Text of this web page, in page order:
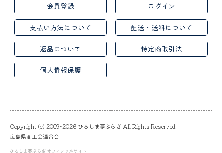
会員登録 ログイン
支払い方法について 配送・送料について
返品について 特定商取引法
個人情報保護
Copyright (c) 2009-2026 ひろしま夢ぷらざ All Rights Reserved.
広島県商工会連合会
ひろしま夢ぷらざ オフィシャルサイト